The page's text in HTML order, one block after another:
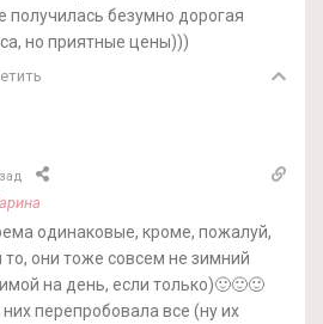
получилась безумно дорогая
но приятные цены)))
одинаковые, кроме, пожалуй,
то, они тоже совсем не зимний
на день, если только)🙂🙂🙂
перепробовала все (ну их